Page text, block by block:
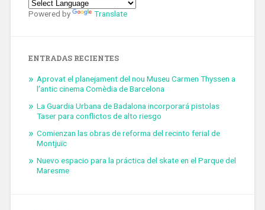
Powered by Translate
ENTRADAS RECIENTES
Aprovat el planejament del nou Museu Carmen Thyssen a
l’antic cinema Comèdia de Barcelona
La Guardia Urbana de Badalona incorporará pistolas
Taser para conflictos de alto riesgo
Comienzan las obras de reforma del recinto ferial de
Montjuïc
Nuevo espacio para la práctica del skate en el Parque del
Maresme